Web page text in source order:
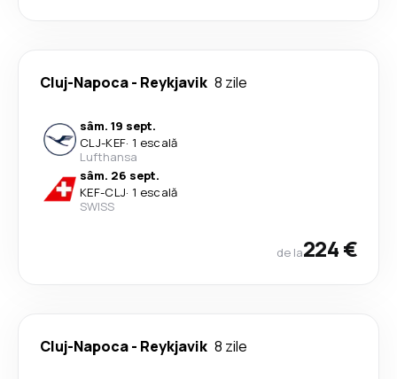
Cluj-Napoca- Reykjavik 8 zile
sâm. 19 sept.
CLJ-KEF· 1 escală
Lufthansa
sâm. 26 sept.
KEF-CLJ· 1 escală
SWISS
de la224 €
Cluj-Napoca- Reykjavik 8 zile